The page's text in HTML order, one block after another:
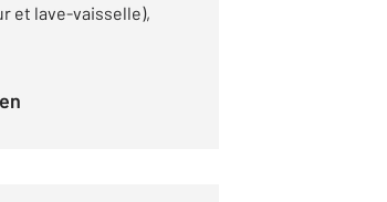
et lave-vaisselle),